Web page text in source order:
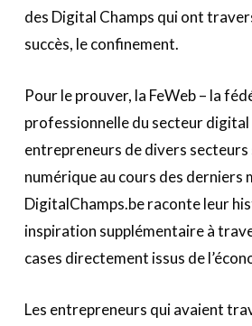
des Digital Champs qui ont
succès, le confinement.
Pour le prouver, la FeWeb – la
professionnelle du secteur
entrepreneurs de divers
numérique au cours des derniers
DigitalChamps.be raconte leur
inspiration supplémentaire à
cases directement issus de
Les entrepreneurs qui avaient